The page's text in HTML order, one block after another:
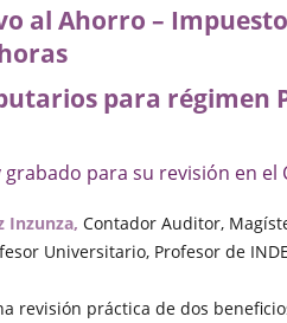
al Ahorro –
para régimen
para su revisión en
Inzunza, Contador Auditor,
Universitario, Profesor de
revisión práctica de dos